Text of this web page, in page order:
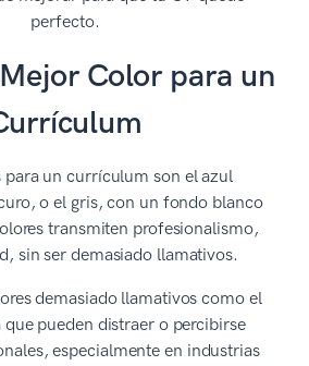
perfecto.
Color para un
para un currículum son el azul
o el gris, con un fondo blanco
transmiten profesionalismo,
sin ser demasiado llamativos.
demasiado llamativos como el
pueden distraer o percibirse
especialmente en industrias